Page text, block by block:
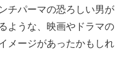
チパーマの恐ろしい男が
ような、映画やドラマの
メージがあったかもしれ